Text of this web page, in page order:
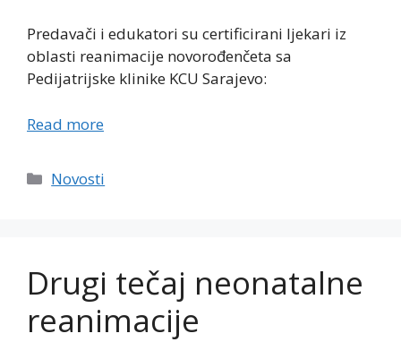
Predavači i edukatori su certificirani ljekari iz
oblasti reanimacije novorođenčeta sa
Pedijatrijske klinike KCU Sarajevo:
Read more
Categories
Novosti
Drugi tečaj neonatalne
reanimacije